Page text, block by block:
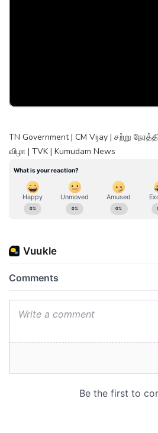
TN Government | CM Vijay | சற்று
விழா | TVK | Kumudam News